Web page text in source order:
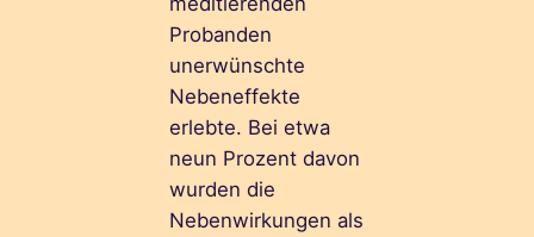
Probanden
unerwünschte
Nebeneffekte
erlebte. Bei etwa
neun Prozent davon
wurden die
Nebenwirkungen als